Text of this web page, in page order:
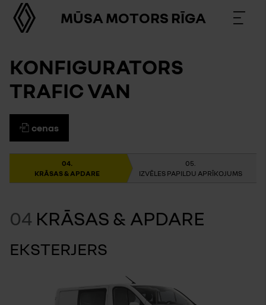
MŪSA MOTORS RĪGA
KONFIGURATORS
TRAFIC VAN
cenas
KRĀSAS & APDARE IZVĒLES PAPILDU APRĪKOJUMS
04 KRĀSAS & APDARE
EKSTERJERS